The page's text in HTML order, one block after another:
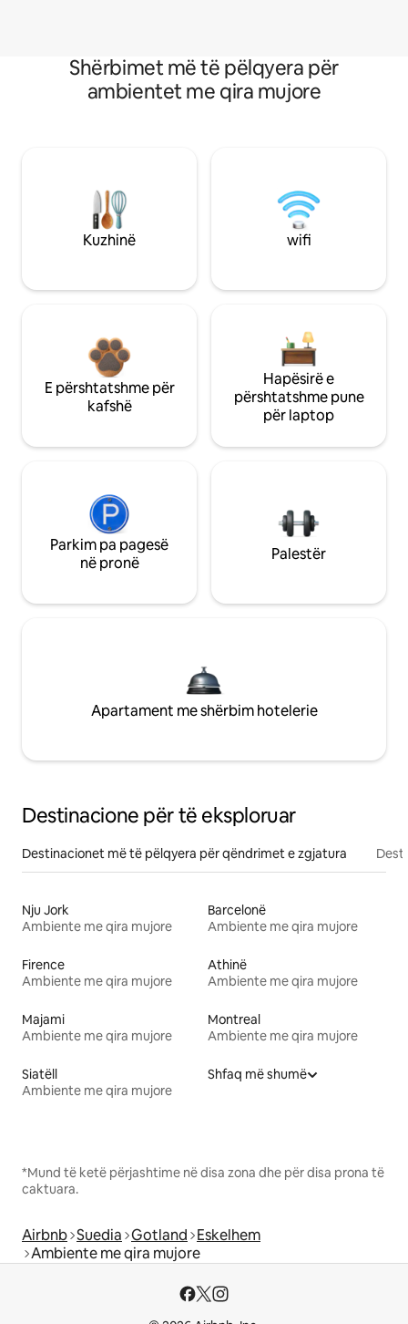
Shërbimet më të pëlqyera për
ambientet me qira mujore
Kuzhinë wifi
E përshtatshme për
kafshë
Hapësirë e
përshtatshme pune
për laptop
Parkim pa pagesë
në pronë
Palestër
Apartament me shërbim hotelerie
Destinacione për të eksploruar
Destinacionet më të pëlqyera për qëndrimet e zgjatura
Nju Jork
Ambiente me qira mujore
Barcelonë
Ambiente me qira mujore
Firence
Ambiente me qira mujore
Athinë
Ambiente me qira mujore
Majami
Ambiente me qira mujore
Montreal
Ambiente me qira mujore
Siatëll
Ambiente me qira mujore
Shfaq më shumë
*Mund të ketë përjashtime në disa zona dhe për disa prona të
caktuara.
Airbnb Suedia Gotland Eskelhem
Ambiente me qira mujore